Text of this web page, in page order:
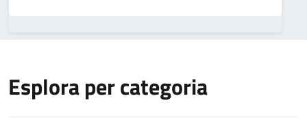
Esplora per categoria